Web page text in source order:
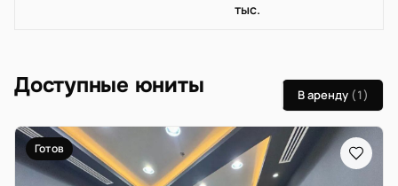
тыс.
Доступные юниты В аренду (1)
Готов